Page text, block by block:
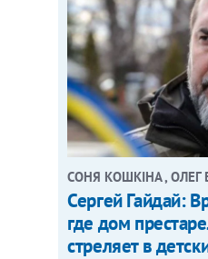
СОНЯ КОШКІНА , ОЛЕГ
Сергей Гайдай:
где дом
стреляет в